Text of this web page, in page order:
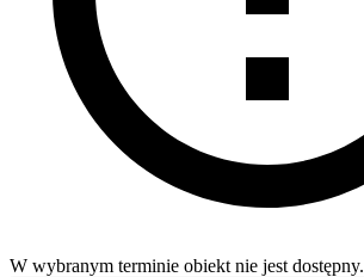
W wybranym terminie obiekt nie jest dostępny.